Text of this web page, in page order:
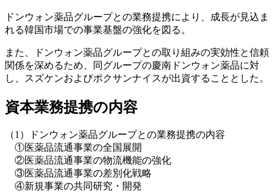
ドンウォン薬品グループとの業務提携により、成長が見込ま
れる韓国市場での事業基盤の強化を図る。
また、ドンウォン薬品グループとの取り組みの実効性と信頼
関係を深めるため、同グループの慶南ドンウォン薬品に対
し、スズケンおよびポクサンナイスが出資することとした。
資本業務提携の内容
（1）ドンウォン薬品グループとの業務提携の内容
①医薬品流通事業の全国展開
②医薬品流通事業の物流機能の強化
③医薬品流通事業の差別化戦略
④新規事業の共同研究・開発